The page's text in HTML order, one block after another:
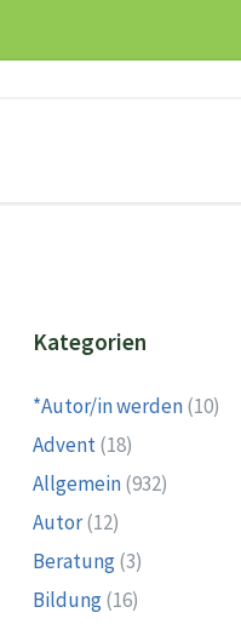
Kategorien
*Autor/in werden(10)
Advent(18)
Allgemein(932)
Autor(12)
Beratung(3)
Bildung(16)